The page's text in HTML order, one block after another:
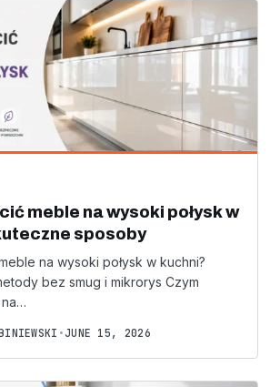
meble na wysoki połysk w
sposoby
na wysoki połysk w kuchni?
bez smug i mikrorys Czym
• JUNE 15, 2026